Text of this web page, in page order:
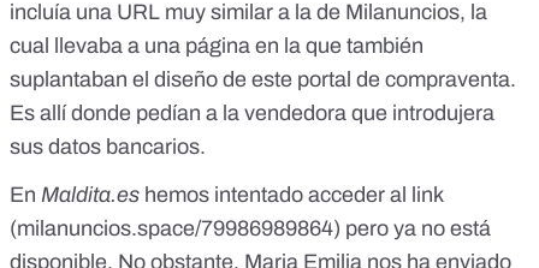
incluía una URL muy similar a la de Milanuncios, la
cual llevaba a una página en la que también
suplantaban el diseño de este portal de compraventa.
Es allí donde pedían a la vendedora que introdujera
sus datos bancarios.
En Maldita.es hemos intentado acceder al link
(milanuncios.space/79986989864) pero ya no está
disponible. No obstante, Maria Emilia nos ha enviado